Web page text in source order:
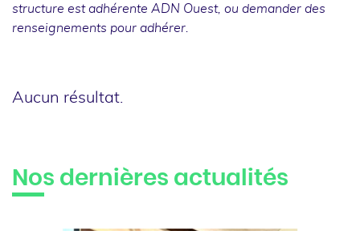
structure est adhérente ADN Ouest, ou demander des
renseignements pour adhérer.
Aucun résultat.
Nos dernières actualités